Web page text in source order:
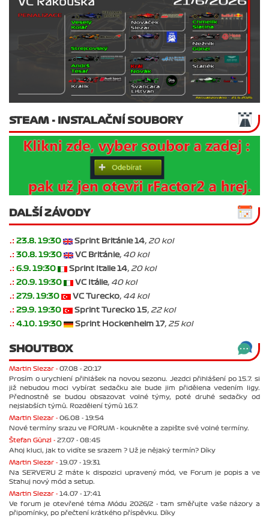
STEAM - INSTALAČNÍ SOUBORY
DALŠÍ ZÁVODY
.: 23.8. 19:30 Sprint Británie 14, 20 kol
.: 30.8. 19:30 VC Británie, 40 kol
.: 6.9. 19:30 Sprint Italie 14, 20 kol
.: 20.9. 19:30 VC Itálie, 40 kol
.: 27.9. 19:30 VC Turecko, 44 kol
.: 29.9. 19:30 Sprint Turecko 15, 22 kol
.: 4.10. 19:30 Sprint Hockenheim 17, 25 kol
SHOUTBOX
Martin Slezar - 07.08 - 20:17
Prosím o urychlení přihlášek na novou sezonu. Jezdci přihlášení po 15.7. si
již nebudou moci vybírat sedačku ale bude jim přidělena vedením ligy.
Přednostně se budou obsazovat volné týmy, poté druhé sedačky od
nejslabších týmů. Rozdělení týmů 16.7.
Martin Slezar - 06.08 - 19:54
Nové termíny srazu ve FORUM - koukněte a zapište své volné termíny.
Štefan Günzl - 27.07 - 08:45
Ahoj kluci, jak to vidíte se srazem ? Už je nějaký termín? Díky
Martin Slezar - 19.07 - 19:31
Na SERVERU 2 máte k dispozici upravený mód, ve Forum je popis a ve
Stahuj nový mód a setup.
Martin Slezar - 14.07 - 17:41
Ve forum je otevřené téma Módu 2026/2 - tam směřujte vaše názory a
připomínky, po přečtení krátkého příspěvku. Díky